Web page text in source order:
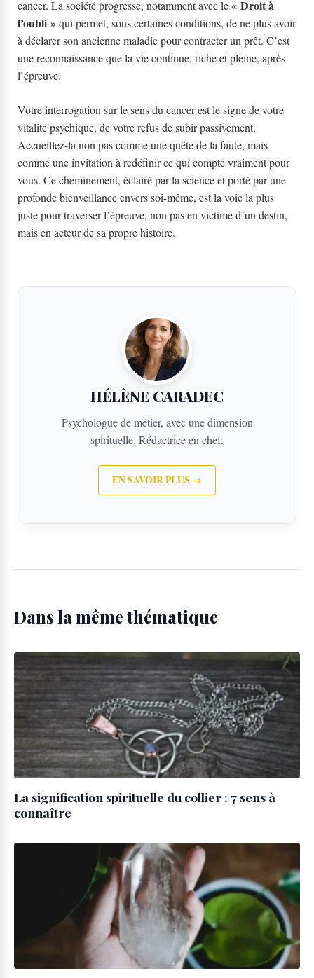
cancer. La société progresse, notamment avec le« Droit à
l’oubli »qui permet, sous certaines conditions, de ne plus avoir
à déclarer son ancienne maladie pour contracter un prêt. C’est
une reconnaissance que la vie continue, riche et pleine, après
l’épreuve.
Votre interrogation sur le sens du cancer est le signe de votre
vitalité psychique, de votre refus de subir passivement.
Accueillez-la non pas comme une quête de la faute, mais
comme une invitation à redéfinir ce qui compte vraiment pour
vous. Ce cheminement, éclairé par la science et porté par une
profonde bienveillance envers soi-même, est la voie la plus
juste pour traverser l’épreuve, non pas en victime d’un destin,
mais en acteur de sa propre histoire.
HÉLÈNE CARADEC
Psychologue de métier, avec une dimension
spirituelle. Rédactrice en chef.
EN SAVOIR PLUS →
Dans la même thématique
La signification spirituelle du collier : 7 sens à
connaître